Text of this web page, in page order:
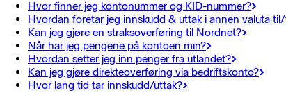
Hvor finner jeg kontonummer og KID-nummer?
Hvordan foretar jeg innskudd & uttak i annen valuta
Kan jeg gjøre en straksoverføring til Nordnet?
Når har jeg pengene på kontoen min?
Hvordan setter jeg inn penger fra utlandet?
Kan jeg gjøre direkteoverføring via bedriftskonto?
Hvor lang tid tar innskudd/uttak?